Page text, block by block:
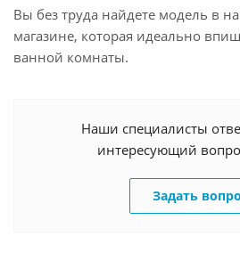
Вы без труда найдете модель в
магазине, которая идеально
ванной комнаты.
Наши специалисты
интересующий
Задать